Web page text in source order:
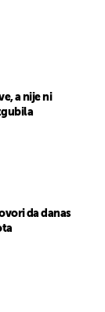
a nije ni
da danas